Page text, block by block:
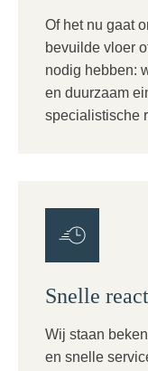
Of het nu gaat
bevuilde vloer
nodig hebben:
en duurzaam
specialistische
Snelle
Wij staan
en snelle